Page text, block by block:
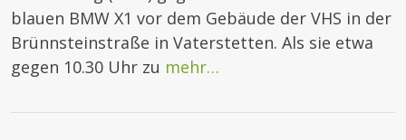
blauen BMW X1 vor dem Gebäude der VHS in der
Brünnsteinstraße in Vaterstetten. Als sie etwa
gegen 10.30 Uhr zu mehr…